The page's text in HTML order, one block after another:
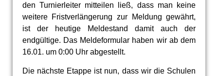
den Turnierleiter mitteilen ließ, dass man keine
weitere Fristverlängerung zur Meldung gewährt,
ist der heutige Meldestand damit auch der
endgültige. Das Meldeformular haben wir ab dem
16.01. um 0:00 Uhr abgestellt.
Die nächste Etappe ist nun, dass wir die Schulen